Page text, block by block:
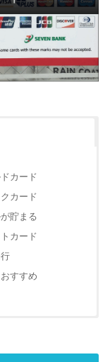
カード
カード
貯まる
カード
すすめ